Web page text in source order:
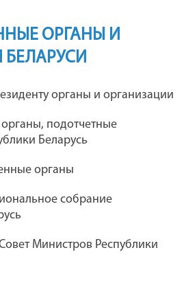
ОРГАНЫ И
органы и организации
подотчетные
Беларусь
органы
собрание
Министров Республики